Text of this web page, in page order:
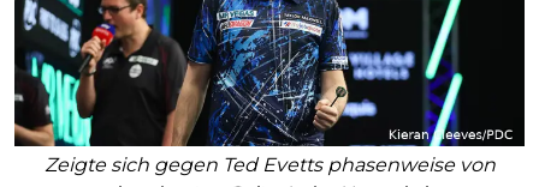
Zeigte sich gegen Ted Evetts phasenweise von